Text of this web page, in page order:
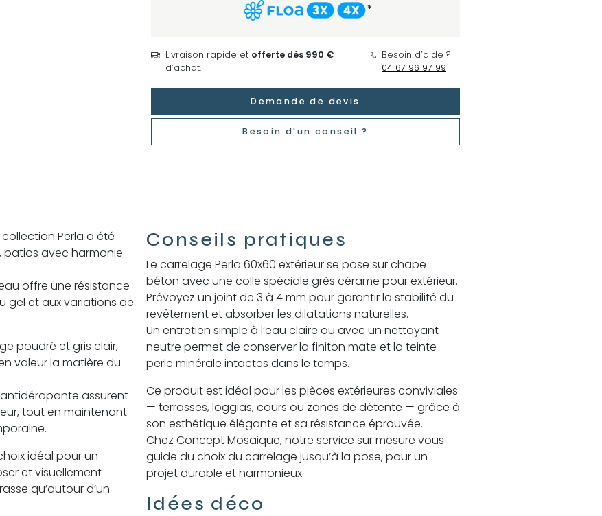
*
Livraison rapide et offerte dès 990 €
d’achat.
Besoin d’aide ?
04 67 96 97 99
Demande de devis
Besoin d'un conseil ?
collection Perla a été
patios avec harmonie
offre une résistance
gel et aux variations de
poudré et gris clair,
valeur la matière du
antidérapante assurent
tout en maintenant
idéal pour un
et visuellement
qu’autour d’un
Conseils pratiques
Le carrelage Perla 60x60 extérieur se pose sur chape
béton avec une colle spéciale grès cérame pour extérieur.
Prévoyez un joint de 3 à 4 mm pour garantir la stabilité du
revêtement et absorber les dilatations naturelles.
Un entretien simple à l’eau claire ou avec un nettoyant
neutre permet de conserver la finiton mate et la teinte
perle minérale intactes dans le temps.
Ce produit est idéal pour les pièces extérieures conviviales
— terrasses, loggias, cours ou zones de détente — grâce à
son esthétique élégante et sa résistance éprouvée.
Chez Concept Mosaique, notre service sur mesure vous
guide du choix du carrelage jusqu’à la pose, pour un
projet durable et harmonieux.
Idées déco